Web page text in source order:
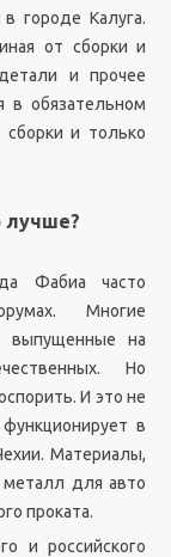
городе Калуга.
от сборки и
и прочее
в обязательном
сборки и только
лучше?
Фабиа часто
Многие
выпущенные на
Но
И это не
в
Материалы,
для авто
проката.
и российского